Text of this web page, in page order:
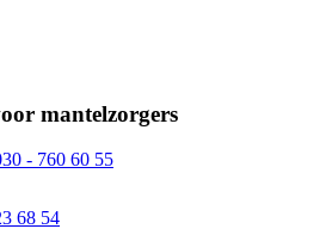
mantelzorgers
- 760 60 55
68 54